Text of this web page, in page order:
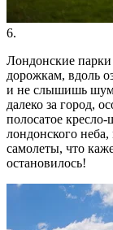
6.
Лондонские парки
дорожкам, вдоль
и не слышишь
далеко за город,
полосатое
лондонского неба,
самолеты, что
остановилось!